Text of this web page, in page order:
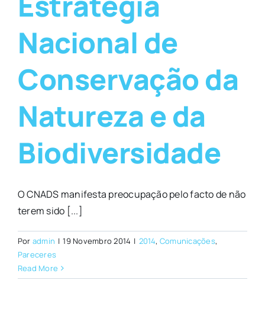
Nacional de
Conservação da
Natureza e da
Biodiversidade
O CNADS manifesta preocupação pelo facto de não
terem sido [...]
Por admin | 19 Novembro 2014 | 2014, Comunicações,
Pareceres
Read More